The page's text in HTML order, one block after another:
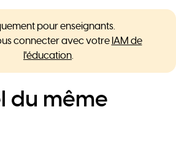
pour enseignants.
connecter avec votre IAM de
l'éducation.
du même